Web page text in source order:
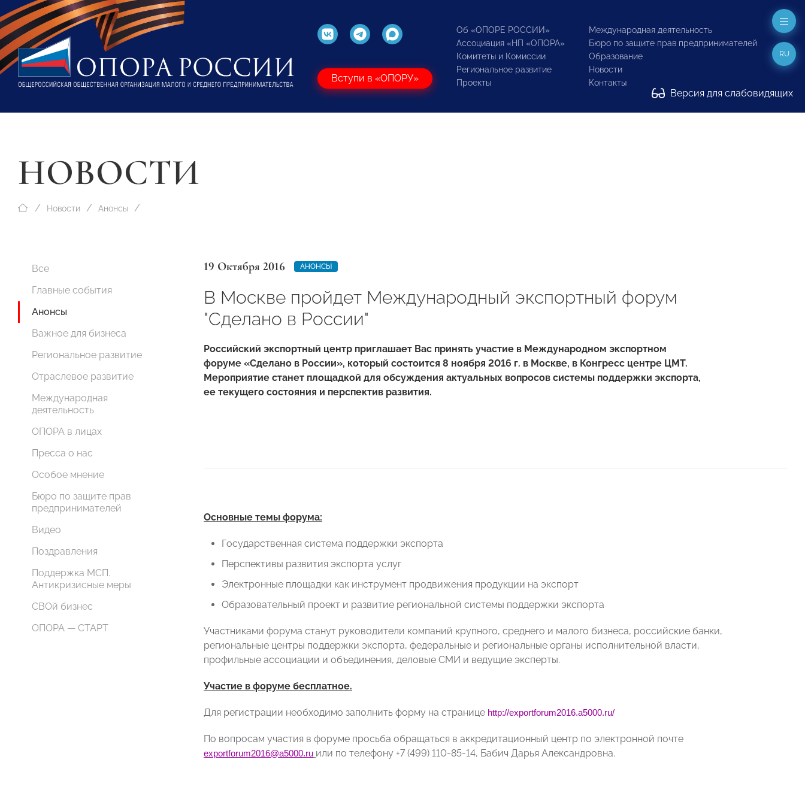
Вступи в «ОПОРУ»
Об «ОПОРЕ РОССИИ»
Ассоциация «НП «ОПОРА»
Комитеты и Комиссии
Региональное развитие
Проекты
Международная деятельность
Бюро по защите прав предпринимателей
Образование
Новости
Контакты
Версия для слабовидящих
RU
НОВОСТИ
Новости Анонсы
Все
Главные события
Анонсы
Важное для бизнеса
Региональное развитие
Отраслевое развитие
Международная
деятельность
ОПОРА в лицах
Пресса о нас
Особое мнение
Бюро по защите прав
предпринимателей
Видео
Поздравления
Поддержка МСП.
Антикризисные меры
СВОй бизнес
ОПОРА — СТАРТ
19 Октября 2016 АНОНСЫ
В Москве пройдет Международный экспортный форум
"Сделано в России"
Российский экспортный центр приглашает Вас принять участие в Международном экспортном
форуме «Сделано в России», который состоится 8 ноября 2016 г. в Москве, в Конгресс центре ЦМТ.
Мероприятие станет площадкой для обсуждения актуальных вопросов системы поддержки экспорта,
ее текущего состояния и перспектив развития.
Основные темы форума:
Государственная система поддержки экспорта
Перспективы развития экспорта услуг
Электронные площадки как инструмент продвижения продукции на экспорт
Образовательный проект и развитие региональной системы поддержки экспорта
Участниками форума станут руководители компаний крупного, среднего и малого бизнеса, российские банки,
региональные центры поддержки экспорта, федеральные и региональные органы исполнительной власти,
профильные ассоциации и объединения, деловые СМИ и ведущие эксперты.
Участие в форуме бесплатное.
Для регистрации необходимо заполнить форму на странице http://exportforum2016.a5000.ru/
По вопросам участия в форуме просьба обращаться в аккредитационный центр по электронной почте
exportforum2016@a5000.ru или по телефону +7 (499) 110-85-14, Бабич Дарья Александровна.